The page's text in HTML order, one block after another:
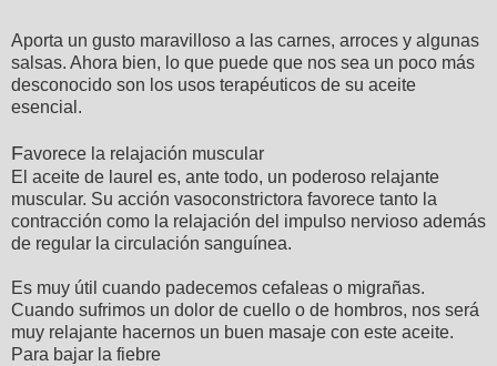
Aporta un gusto maravilloso a las carnes, arroces y algunas
salsas. Ahora bien, lo que puede que nos sea un poco más
desconocido son los usos terapéuticos de su aceite
esencial.
Favorece la relajación muscular
El aceite de laurel es, ante todo, un poderoso relajante
muscular. Su acción vasoconstrictora favorece tanto la
contracción como la relajación del impulso nervioso además
de regular la circulación sanguínea.
Es muy útil cuando padecemos cefaleas o migrañas.
Cuando sufrimos un dolor de cuello o de hombros, nos será
muy relajante hacernos un buen masaje con este aceite.
Para bajar la fiebre